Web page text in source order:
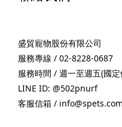
盛貿寵物股份有限公司
服務專線 / 02-8228-0687
服務時間 / 週一至週五(國
LINE ID: @502pnurf
客服信箱 /